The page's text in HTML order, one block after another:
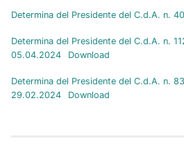
Determina del Presidente del C.d.A. n.
Determina del Presidente del C.d.A. n.
05.04.2024
Download
Determina del Presidente del C.d.A. n.
29.02.2024
Download